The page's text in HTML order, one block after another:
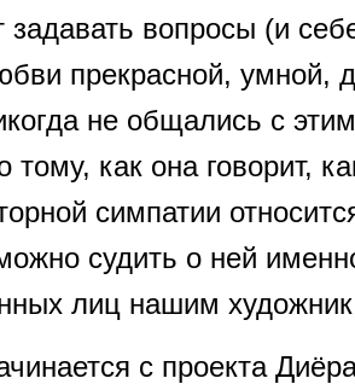
задавать вопросы (и
прекрасной, умной,
не общались с
тому, как она говорит,
симпатии
судить о ней
лиц нашим
с проекта